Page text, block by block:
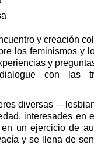
y creación
los feminismos y
y
con las
diversas
interesades en
un ejercicio de
y se llena de